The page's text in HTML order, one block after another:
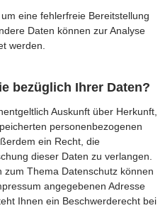
eine fehlerfreie Bereitstellung
Daten können zur Analyse
werden.
bezüglich Ihrer Daten?
Auskunft über Herkunft,
personenbezogenen
ein Recht, die
dieser Daten zu verlangen.
Thema Datenschutz können
angegebenen Adresse
Ihnen ein Beschwerderecht bei